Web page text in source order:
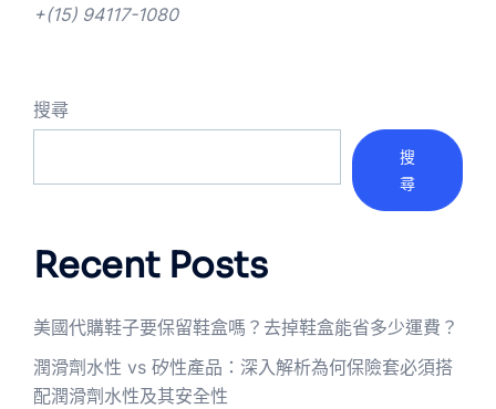
+(15) 94117-1080
搜尋
搜
尋
Recent Posts
美國代購鞋子要保留鞋盒嗎？去掉鞋盒能省多少運費？
潤滑劑水性 vs 矽性產品：深入解析為何保險套必須搭
配潤滑劑水性及其安全性